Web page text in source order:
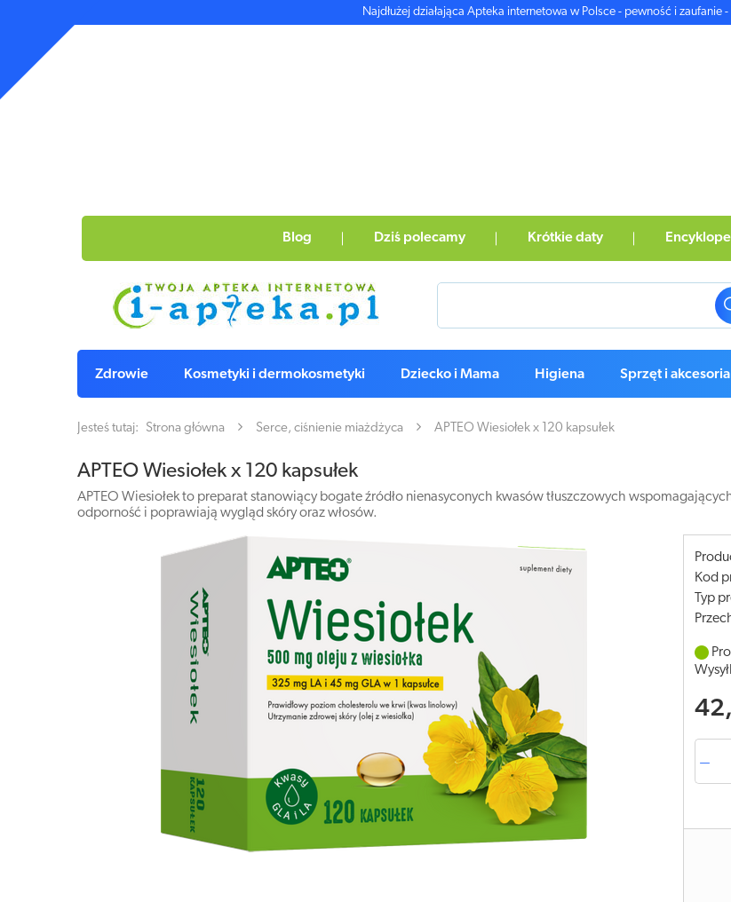
Najdłużej działająca Apteka internetowa w Polsce - pewność i zaufanie
Blog Dziś polecamy Krótkie daty
Zdrowie Kosmetyki i dermokosmetyki Dziecko i Mama Higiena Sprzęt i
Jesteś tutaj: Strona główna Serce, ciśnienie miażdżyca APTEO Wiesiołek x 120 kapsułek
APTEO Wiesiołek x 120 kapsułek
APTEO Wiesiołek to preparat stanowiący bogate źródło nienasyconych kwasów tłuszczowych
odporność i poprawiają wygląd skóry oraz włosów.
Kod
Typ